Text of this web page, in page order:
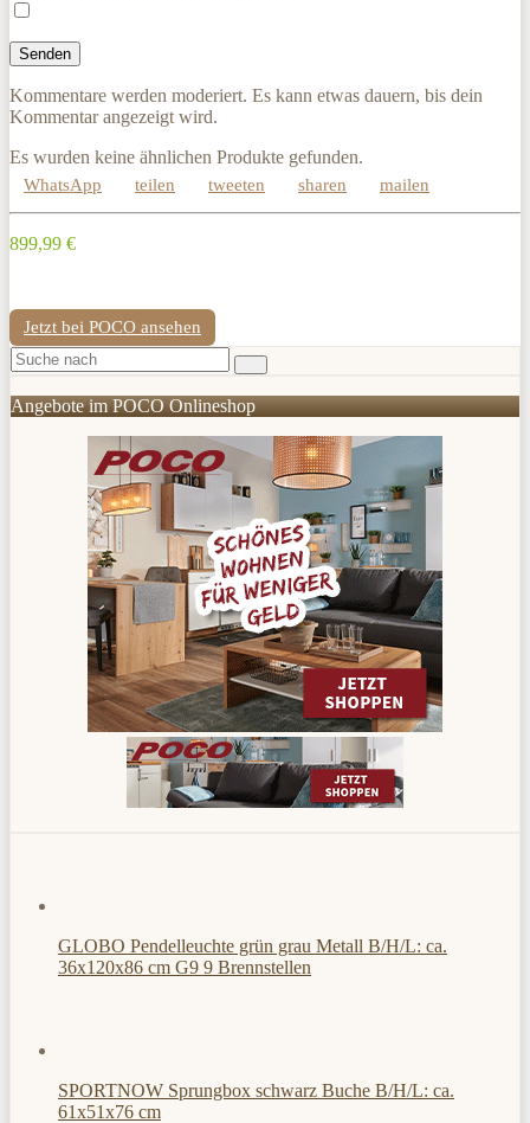
Kommentare werden moderiert. Es kann etwas dauern, bis dein
Kommentar angezeigt wird.
Es wurden keine ähnlichen Produkte gefunden.
WhatsApp teilen tweeten sharen mailen
899,99 €
Jetzt bei POCO ansehen
Angebote im POCO Onlineshop
GLOBO Pendelleuchte grün grau Metall B/H/L: ca.
36x120x86 cm G9 9 Brennstellen
SPORTNOW Sprungbox schwarz Buche B/H/L: ca.
61x51x76 cm